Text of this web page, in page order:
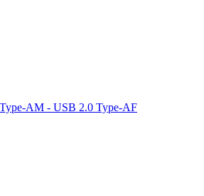
AM - USB 2.0 Type-AF